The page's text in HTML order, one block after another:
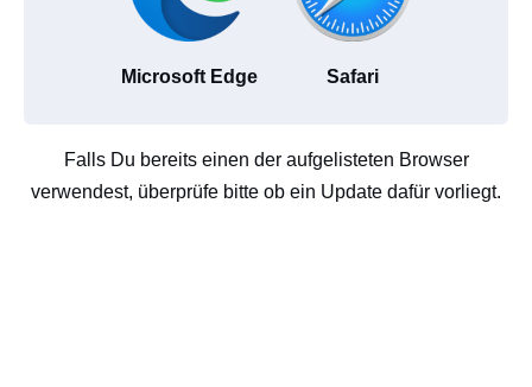
Microsoft Edge Safari
Falls Du bereits einen der aufgelisteten Browser
verwendest, überprüfe bitte ob ein Update dafür vorliegt.